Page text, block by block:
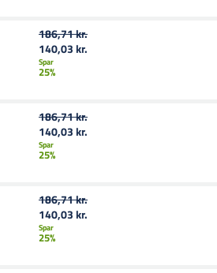
186,71 kr.
140,03 kr.
Spar
25%
186,71 kr.
140,03 kr.
Spar
25%
186,71 kr.
140,03 kr.
Spar
25%